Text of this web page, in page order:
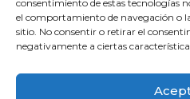
consentimiento de estas tecnologías
el comportamiento de navegación o
sitio. No consentir o retirar el
negativamente a ciertas